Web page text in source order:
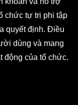
chức tự trị phi tập
quyết định. Điều
dùng và mang
động của tổ chức.